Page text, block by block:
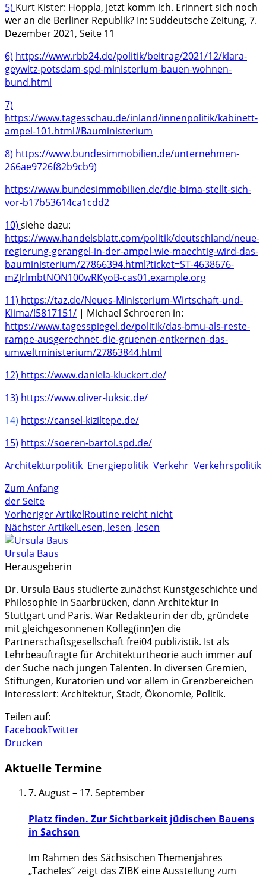
5) Kurt Kister: Hoppla, jetzt komm ich. Erinnert sich noch
wer an die Berliner Republik? In: Süddeutsche Zeitung, 7.
Dezember 2021, Seite 11
6) https://www.rbb24.de/politik/beitrag/2021/12/klara-
geywitz-potsdam-spd-ministerium-bauen-wohnen-
bund.html
7)
https://www.tagesschau.de/inland/innenpolitik/kabinett-
ampel-101.html#Bauministerium
8) https://www.bundesimmobilien.de/unternehmen-
266ae9726f82b9cb9)
https://www.bundesimmobilien.de/die-bima-stellt-sich-
vor-b17b53614ca1cdd2
10) siehe dazu:
https://www.handelsblatt.com/politik/deutschland/neue-
regierung-gerangel-in-der-ampel-wie-maechtig-wird-das-
bauministerium/27866394.html?ticket=ST-4638676-
mZJrlmbtNON100wRKyoB-cas01.example.org
11) https://taz.de/Neues-Ministerium-Wirtschaft-und-
Klima/!5817151/ | Michael Schroeren in:
https://www.tagesspiegel.de/politik/das-bmu-als-reste-
rampe-ausgerechnet-die-gruenen-entkernen-das-
umweltministerium/27863844.html
12) https://www.daniela-kluckert.de/
13) https://www.oliver-luksic.de/
14) https://cansel-kiziltepe.de/
15) https://soeren-bartol.spd.de/
Architekturpolitik Energiepolitik Verkehr Verkehrspolitik
Zum Anfang
der Seite
Vorheriger ArtikelRoutine reicht nicht
Nächster ArtikelLesen, lesen, lesen
Ursula Baus
Herausgeberin
Dr. Ursula Baus studierte zunächst Kunstgeschichte und
Philosophie in Saarbrücken, dann Architektur in
Stuttgart und Paris. War Redakteurin der db, gründete
mit gleichgesonnenen Kolleg(inn)en die
Partnerschaftsgesellschaft frei04 publizistik. Ist als
Lehrbeauftragte für Architekturtheorie auch immer auf
der Suche nach jungen Talenten. In diversen Gremien,
Stiftungen, Kuratorien und vor allem in Grenzbereichen
interessiert: Architektur, Stadt, Ökonomie, Politik.
Teilen auf:
FacebookTwitter
Drucken
Aktuelle Termine
7. August– 17. September
Platz finden. Zur Sichtbarkeit jüdischen Bauens
in Sachsen
Im Rahmen des Sächsischen Themenjahres
„Tacheles“ zeigt das ZfBK eine Ausstellung zum